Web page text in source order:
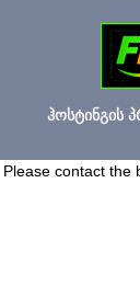
ჰოსტინგის
Please contact the